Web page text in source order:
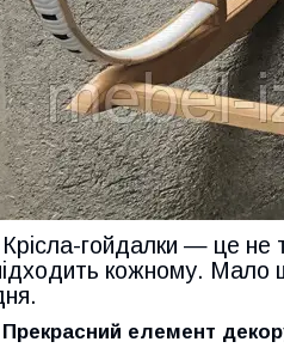
гойдалки — це не
кожному. Мало
елемент